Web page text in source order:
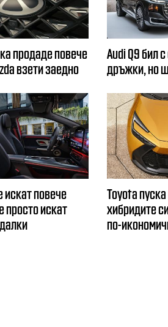
продаде повече
взети заедно
Audi Q9 бил
дръжки, но
искат повече
просто искат
Toyota
хибридите
по-